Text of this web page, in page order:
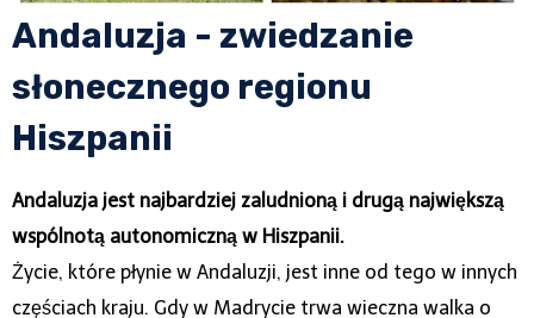
Andaluzja - zwiedzanie
słonecznego regionu
Hiszpanii
Andaluzja jest najbardziej zaludnioną i drugą największą
wspólnotą autonomiczną w Hiszpanii.
Życie, które płynie w Andaluzji, jest inne od tego w innych
częściach kraju. Gdy w Madrycie trwa wieczna walka o